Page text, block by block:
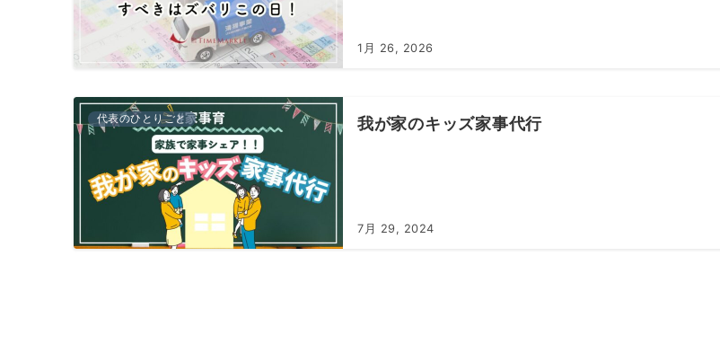
1月 26, 2026
代表のひとりごと 我が家のキッズ家事代行
7月 29, 2024